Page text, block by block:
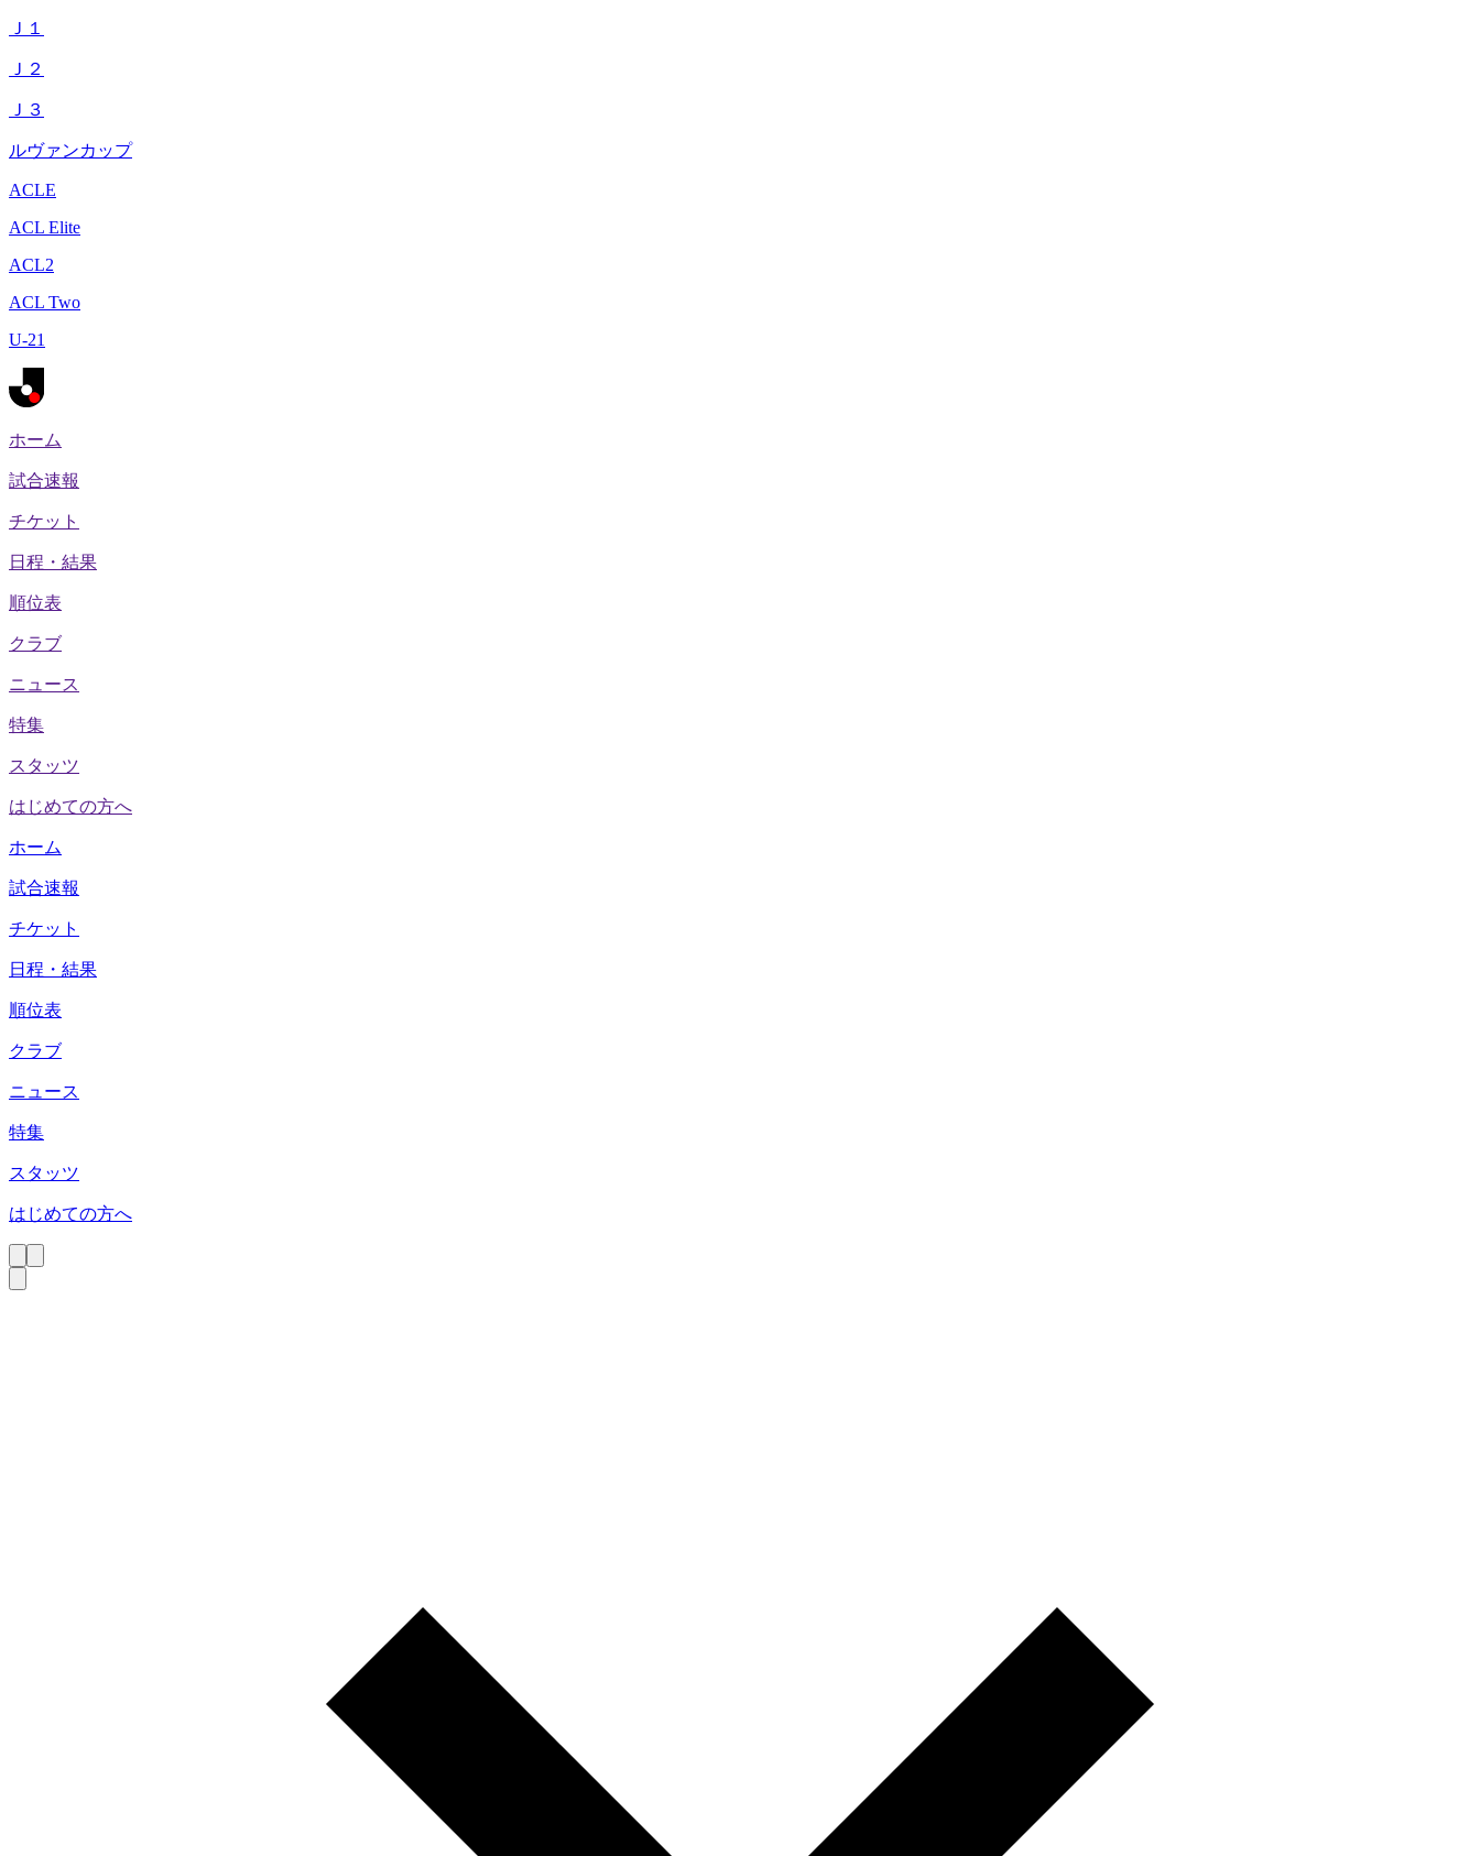
Ｊ１
Ｊ２
Ｊ３
ルヴァンカップ
ACLE
ACL Elite
ACL2
ACL Two
U-21
ホーム
試合速報
チケット
日程・結果
順位表
クラブ
ニュース
特集
スタッツ
はじめての方へ
ホーム
試合速報
チケット
日程・結果
順位表
クラブ
ニュース
特集
スタッツ
はじめての方へ